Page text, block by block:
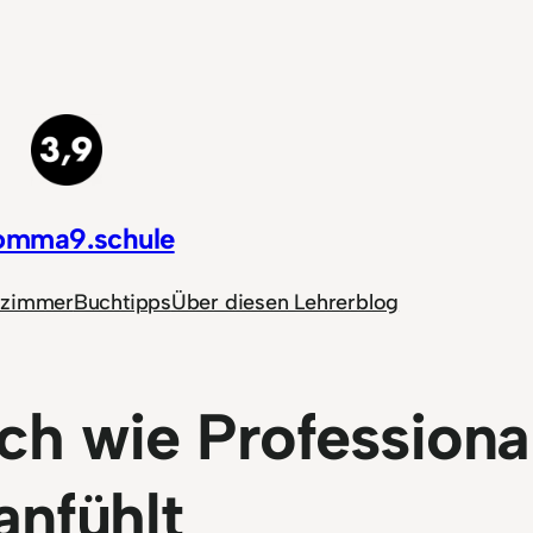
BuchtippsÜber diesen Lehrerblog
wie